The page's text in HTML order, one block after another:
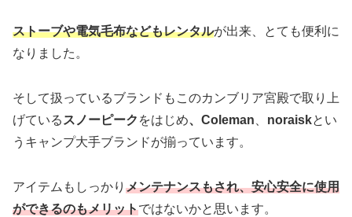
ストーブや電気毛布などもレンタルが出来、とても便利に
なりました。
そして扱っているブランドもこのカンブリア宮殿で取り上
げている スノーピーク をはじめ、Coleman noraiskとい
うキャンプ大手ブランドが揃っています。
アイテムもしっかり メンテナンスもされ、安心安全に使用
ができるのもメリットではないかと思います。